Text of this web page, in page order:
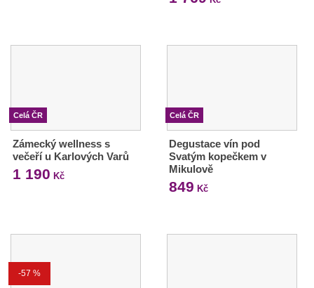
Celá ČR
Zámecký wellness s
večeří u Karlových Varů
1 190 Kč
Celá ČR
Degustace vín pod
Svatým kopečkem v
Mikulově
849 Kč
-57 %